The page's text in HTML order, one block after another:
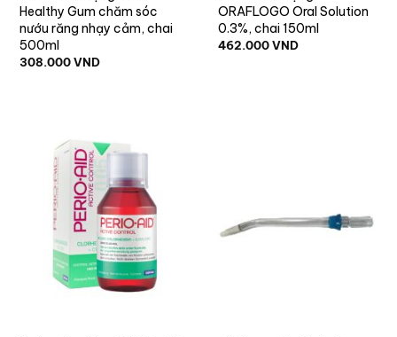
Healthy Gum chăm sóc
nướu răng nhạy cảm, chai
500ml
308.000VND
ORAFLOGO Oral Solution
0.3%, chai 150ml
462.000VND